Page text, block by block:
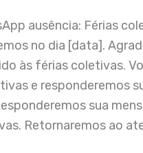
ausência: Férias
no dia [data].
às férias coletivas.
e responderemos
sua
Retornaremos ao